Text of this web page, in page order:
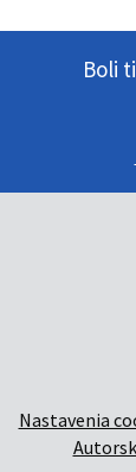
Boli
Nastavenia